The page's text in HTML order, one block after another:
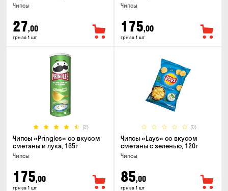
Чипсы
27,00
грн за 1 шт
Чипсы
175,00
грн за 1 шт
(2)
Чипсы «Pringles» со вкусом
сметаны и лука, 165г
Чипсы
175,00
грн за 1 шт
(0)
Чипсы «Lays» со вкусом
сметаны с зеленью, 120г
Чипсы
85,00
грн за 1 шт